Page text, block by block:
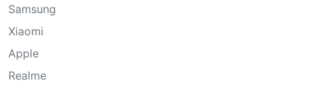
Samsung
Xiaomi
Apple
Realme